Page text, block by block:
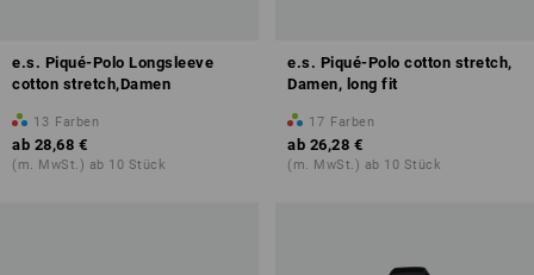
e.s. Piqué-Polo Longsleeve
cotton stretch,Damen
13 Farben
ab 28,68 €
(m. MwSt.) ab 10 Stück
e.s. Piqué-Polo cotton stretch,
Damen, long fit
17 Farben
ab 26,28 €
(m. MwSt.) ab 10 Stück